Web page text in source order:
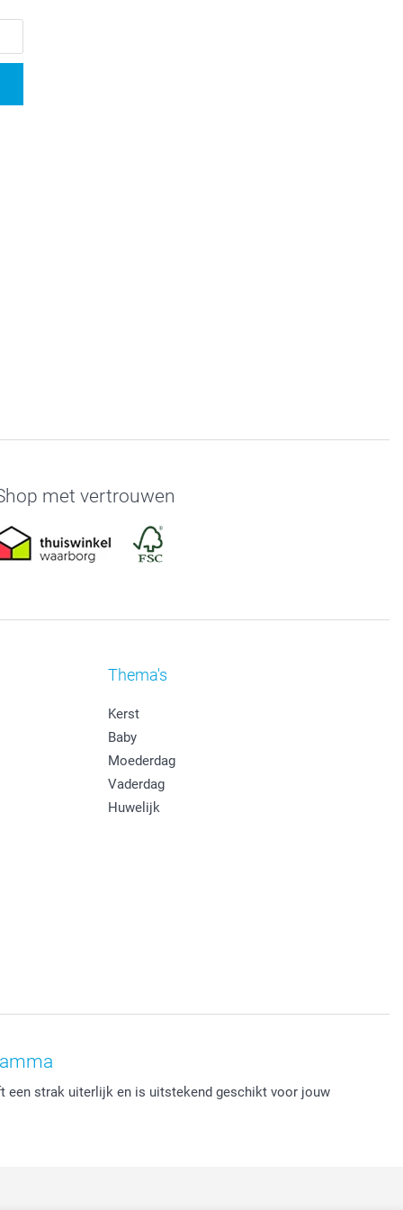
met vertrouwen
Thema's
Kerst
Baby
Moederdag
Vaderdag
Huwelijk
een strak uiterlijk en is uitstekend geschikt voor jouw